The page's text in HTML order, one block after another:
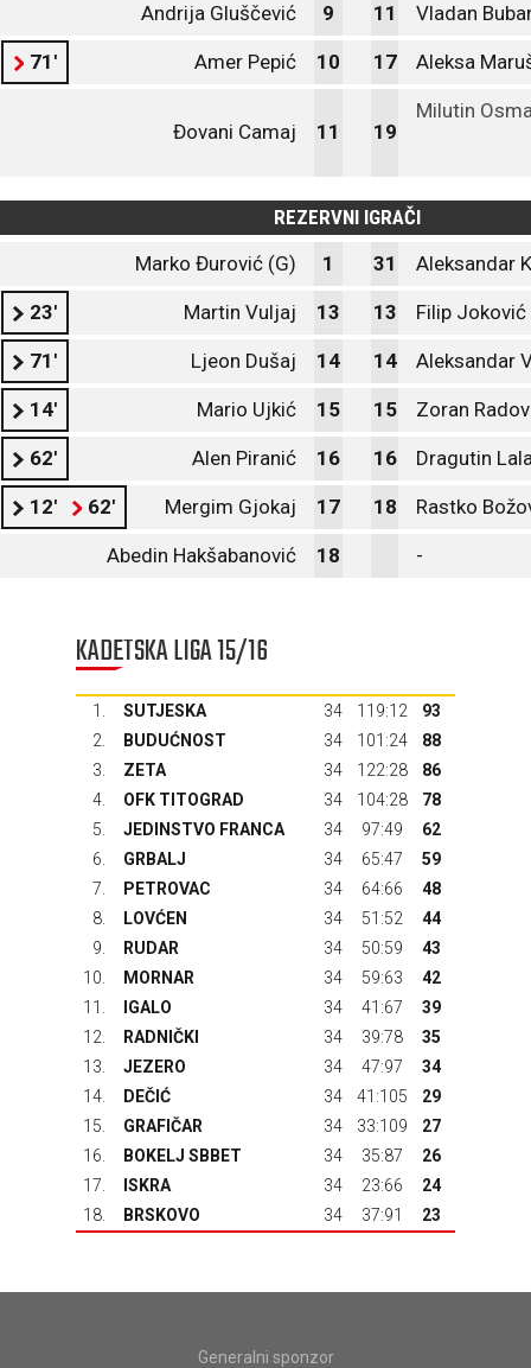
Andrija Gluščević 9 11 Vladan
71' Amer Pepić 10 17 Aleksa
Đovani Camaj 11 19
Milutin
REZERVNI IGRAČI
Marko Đurović (G)
1 31 Aleksandar
23' Martin Vuljaj 13 13 Filip Joković
71' Ljeon Dušaj 14 14 Aleksandar
14' Mario Ujkić 15 15 Zoran
62' Alen Piranić 16 16 Dragutin
12' 62' Mergim Gjokaj 17 18 Rastko
Abedin Hakšabanović 18 -
KADETSKA LIGA 15/16
1. SUTJESKA 34 119:12
93
2.
BUDUĆNOST 34 101:24
88
3.
ZETA 34 122:28
86
4.
OFK TITOGRAD 34 104:28
78
5.
JEDINSTVO FRANCA 34 97:49
62
6.
GRBALJ 34 65:47
59
7.
PETROVAC 34 64:66
48
8.
LOVĆEN 34 51:52
44
9.
RUDAR 34 50:59
43
10.
MORNAR 34 59:63
42
11.
IGALO 34 41:67
39
12.
RADNIČKI 34 39:78
35
13.
JEZERO 34 47:97
34
14.
DEČIĆ 34 41:105
29
15.
GRAFIČAR 34 33:109
27
16.
BOKELJ SBBET 34 35:87
26
17.
ISKRA 34 23:66
24
18.
BRSKOVO 34 37:91 23
Generalni sponzor